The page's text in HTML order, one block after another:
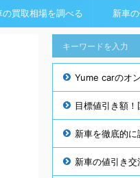
の買取相場を調べる 新車
Yume carのオ
目標値引き額
新車を徹底的に
新車の値引き